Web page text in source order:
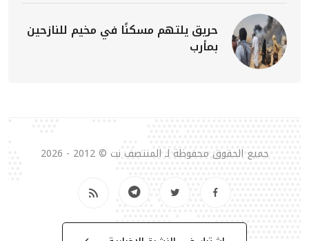
حريق يلتهم مسكنًا في مخيم للنازحين
بمأرب
جميع الحقوق محفوظة لـ المنتصف نت © 2012 - 2026